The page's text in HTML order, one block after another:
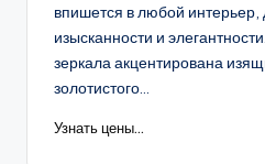
впишется в любой интерьер,
изысканности и
зеркала акцентирована
золотистого...
Узнать цены...